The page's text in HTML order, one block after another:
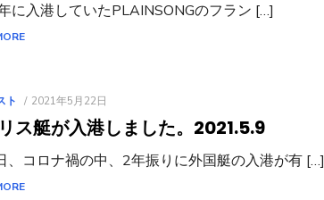
に入港していたPLAINSONGのフラン […]
ト
POSTED
2021年5月22日
ス艇が入港しました。 2021.5.9
、コロナ禍の中、2年振りに外国艇の入港が有 […]